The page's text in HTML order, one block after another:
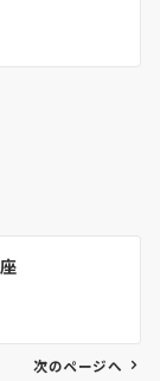
次のページへ